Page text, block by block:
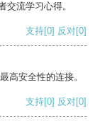
交流学习心得。
支持[0] 反对[0]
高安全性的连接。
支持[0] 反对[0]